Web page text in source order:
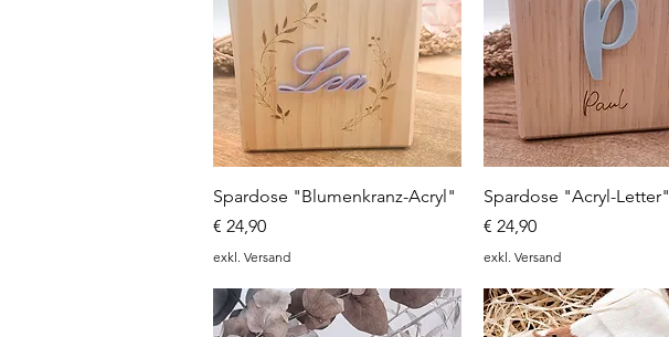
Schnellansicht
Spardose "Blumenkranz-Acryl"
Preis
€ 24,90
exkl. Versand
Schnellansicht
Spardose "Acryl-Letter"
Preis
€ 24,90
exkl. Versand